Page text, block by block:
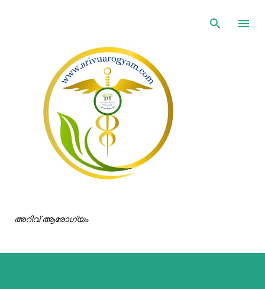
അറിവ് ആരോഗ്യം